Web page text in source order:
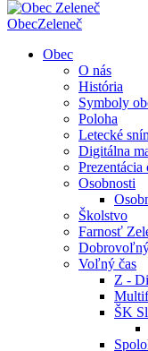
ObecZeleneč
Obec
O nás
História
Symboly
Poloha
Letecké
Digitálna
Prezentácia
Osobnosti
Školstvo
Farnosť
Voľný čas
Z -
ŠK